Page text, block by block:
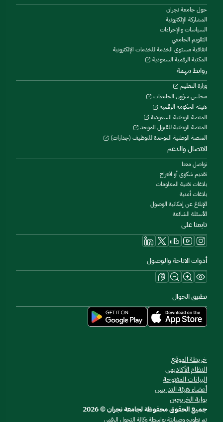
حول جامعة نجران
المشاركة الإلكترونية
السياسات والإجراءات
التقويم الجامعي
اتفاقية مستوى الخدمة للخدمات الإلكترونية
المكتبة الرقمية السعودية
روابط مهمة
وزارة التعليم
مجلس شؤون الجامعات
هيئة الحكومة الرقمية
المنصة الوطنية السعودية
المنصة الوطنية للقبول الموحد
المنصة الوطنية الموحدة للتوظيف (جدارات)
الاتصال والدعم
تواصل معنا
تقديم شكوى أو اقتراح
بلاغات تقنية المعلومات
بلاغات أمنية
الإبلاغ عن إمكانية الوصول
الأسئلة الشائعة
تابعنا على
أدوات الاتاحة والوصول
تطبيق الجوال
خريطة الموقع
النظام الأكاديمي
البيانات المفتوحة
أعضاء هيئة التدريس
بوابة الخريجين
جميع الحقوق محفوظة لجامعة نجران © 2026
تم تطويره وصيانتة بواسطة وكالة التحول الرقمي